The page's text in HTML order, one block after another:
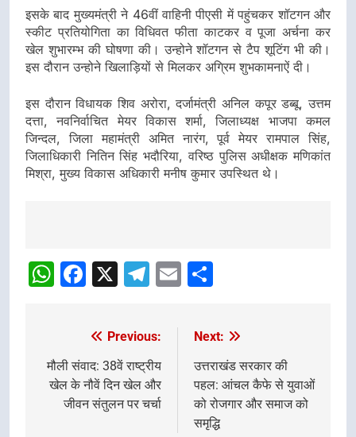
इसके बाद मुख्यमंत्री ने 46वीं वाहिनी पीएसी में पहुंचकर शॉटगन और
स्कीट प्रतियोगिता का विधिवत फीता काटकर व पूजा अर्चना कर
खेल शुभारम्भ की घोषणा की। उन्होने शॉटगन से टैप शूटिंग भी की।
इस दौरान उन्होने खिलाड़ियों से मिलकर अग्रिम शुभकामनाऐं दी।
इस दौरान विधायक शिव अरोरा, दर्जामंत्री अनिल कपूर डब्बू, उत्तम
दत्ता, नवनिर्वाचित मेयर विकास शर्मा, जिलाध्यक्ष भाजपा कमल
जिन्दल, जिला महामंत्री अमित नारंग, पूर्व मेयर रामपाल सिंह,
जिलाधिकारी नितिन सिंह भदौरिया, वरिष्ठ पुलिस अधीक्षक मणिकांत
मिश्रा, मुख्य विकास अधिकारी मनीष कुमार उपस्थित थे।
Navigation
WhatsApp
Facebook
X Telegram
Email
navigation
Previous:
मौली संवाद: 38वें राष्ट्रीय
खेल के नौवें दिन खेल और
जीवन संतुलन पर चर्चा
Next:
उत्तराखंड सरकार की
पहल: आंचल कैफे से युवाओं
को रोजगार और समाज को
समृद्धि